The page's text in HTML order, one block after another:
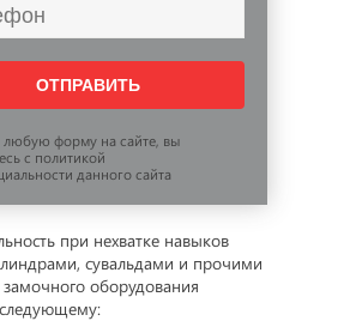
любую форму на сайте, вы
с политикой
данного сайта
при нехватке навыков
сувальдами и прочими
оборудования